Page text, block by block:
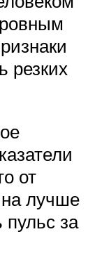
резких
от
лучше
пульс за